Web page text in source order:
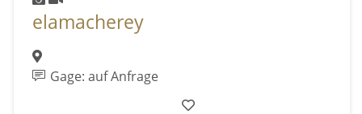
elamacherey
Gage: auf Anfrage